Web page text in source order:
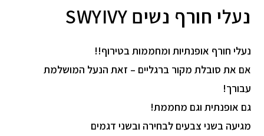
נעלי חורף נשים SWYIVY
נעלי חורף אופנתיות ומחממות בטירוף!!
אם את סובלת מקור ברגליים – זאת הנעל המושלמת
עבורך!
גם אופנתית וגם מחממת!
מגיעה בשני צבעים לבחירה ובשני דגמים